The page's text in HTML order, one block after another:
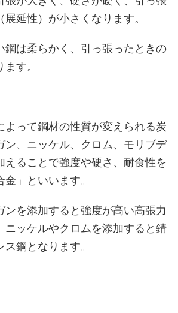
延性）が小さくなります。
鋼は柔らかく、引っ張ったときの
す。
よって鋼材の性質が変えられる炭
ン、ニッケル、クロム、モリブデ
えることで強度や硬さ、耐食性を
」といいます。
ンを添加すると強度が高い高張力
ニッケルやクロムを添加すると錆
鋼となります。